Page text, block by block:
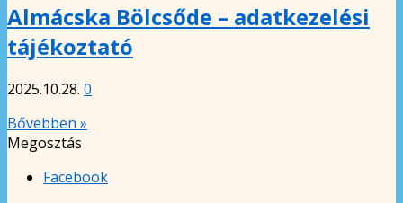
Almácska Bölcsőde – adatkezelési
tájékoztató
2025.10.28. 0
Bővebben »
Megosztás
Facebook